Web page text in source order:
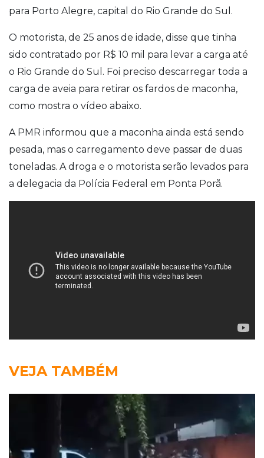
para Porto Alegre, capital do Rio Grande do Sul.
O motorista, de 25 anos de idade, disse que tinha
sido contratado por R$ 10 mil para levar a carga até
o Rio Grande do Sul. Foi preciso descarregar toda a
carga de aveia para retirar os fardos de maconha,
como mostra o vídeo abaixo.
A PMR informou que a maconha ainda está sendo
pesada, mas o carregamento deve passar de duas
toneladas. A droga e o motorista serão levados para
a delegacia da Polícia Federal em Ponta Porã.
VEJA TAMBÉM